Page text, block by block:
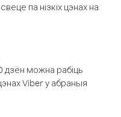
па нізкіх цэнах на
дзён можна рабіць
Viber у абраныя